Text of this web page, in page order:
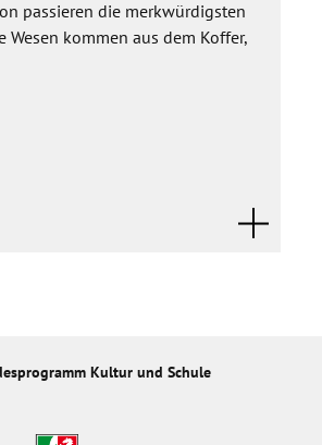
passieren die merkwürdigsten
Wesen kommen aus dem Koffer,
Kultur und Schule